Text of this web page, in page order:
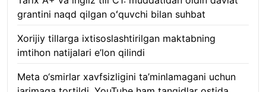
grantini naqd qilgan oʻquvchi bilan suhbat
Xorijiy tillarga ixtisoslashtirilgan maktabning
imtihon natijalari e’lon qilindi
Meta o‘smirlar xavfsizligini ta’minlamagani uchun